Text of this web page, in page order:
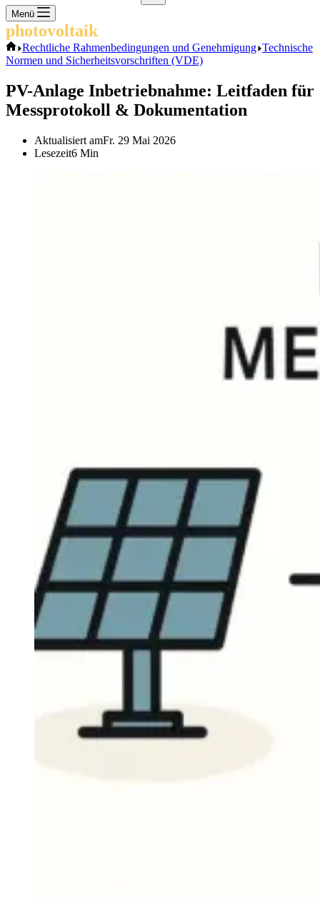
Keine
Ergebnisse
Menü
photovoltaik
Start
Rechtliche Rahmenbedingungen und Genehmigung Technische
Normen und Sicherheitsvorschriften (VDE)
PV-Anlage Inbetriebnahme: Leitfaden für
Messprotokoll & Dokumentation
Aktualisiert amFr. 29 Mai 2026
Lesezeit6 Min